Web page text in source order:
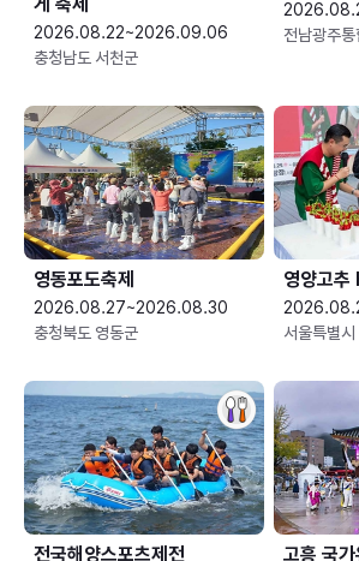
2026.08.22~2026.09.06
충청남도 서천군
전남광주
영동포도축제
2026.08.27~2026.08.30
충청북도 영동군
영양고추
서울특별시
전국해양스포츠제전 고흥 국